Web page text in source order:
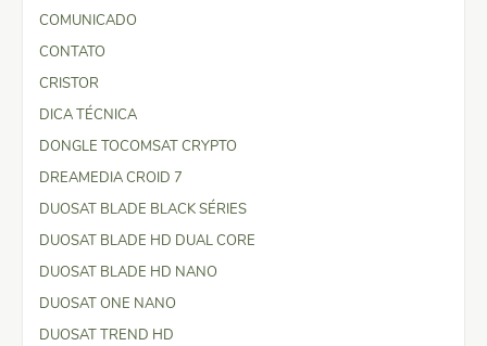
COMUNICADO
CONTATO
CRISTOR
DICA TÉCNICA
DONGLE TOCOMSAT CRYPTO
DREAMEDIA CROID 7
DUOSAT BLADE BLACK SÉRIES
DUOSAT BLADE HD DUAL CORE
DUOSAT BLADE HD NANO
DUOSAT ONE NANO
DUOSAT TREND HD